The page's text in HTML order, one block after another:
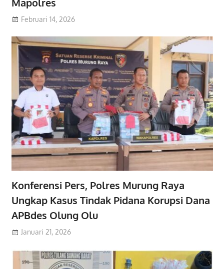
Februari 14, 2026
Konferensi Pers, Polres Murung Raya
Ungkap Kasus Tindak Pidana Korupsi Dana
APBdes Olung Olu
Januari 21, 2026